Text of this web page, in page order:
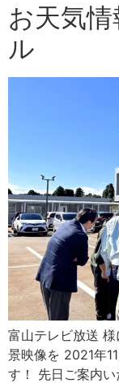
お天気
ル
富山テレビ放送
景映像を 2021年
す！ 先日ご案内